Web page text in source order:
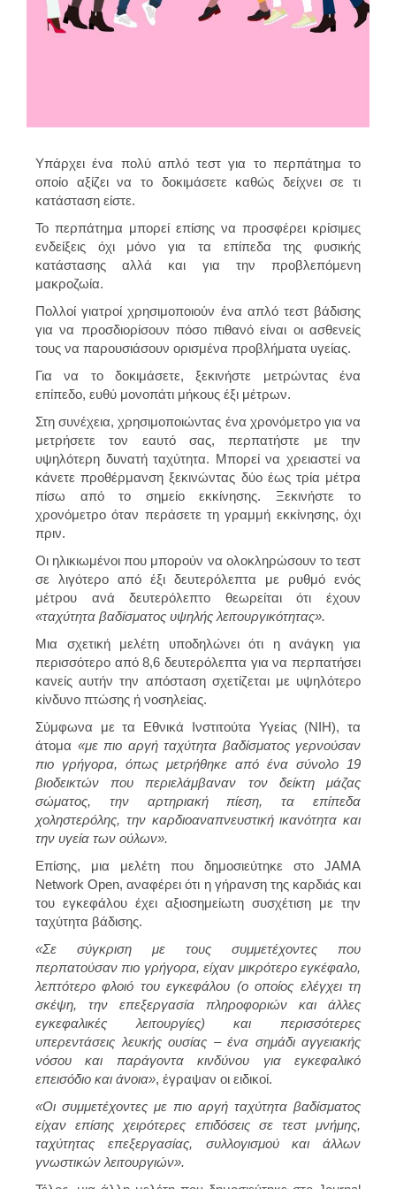
Υπάρχει ένα πολύ απλό τεστ για το περπάτημα το
οποίο αξίζει να το δοκιμάσετε καθώς δείχνει σε τι
κατάσταση είστε.
Το περπάτημα μπορεί επίσης να προσφέρει κρίσιμες
ενδείξεις όχι μόνο για τα επίπεδα της φυσικής
κατάστασης αλλά και για την προβλεπόμενη
μακροζωία.
Πολλοί γιατροί χρησιμοποιούν ένα απλό τεστ βάδισης
για να προσδιορίσουν πόσο πιθανό είναι οι ασθενείς
τους να παρουσιάσουν ορισμένα προβλήματα υγείας.
Για να το δοκιμάσετε, ξεκινήστε μετρώντας ένα
επίπεδο, ευθύ μονοπάτι μήκους έξι μέτρων.
Στη συνέχεια, χρησιμοποιώντας ένα χρονόμετρο για να
μετρήσετε τον εαυτό σας, περπατήστε με την
υψηλότερη δυνατή ταχύτητα. Μπορεί να χρειαστεί να
κάνετε προθέρμανση ξεκινώντας δύο έως τρία μέτρα
πίσω από το σημείο εκκίνησης. Ξεκινήστε το
χρονόμετρο όταν περάσετε τη γραμμή εκκίνησης, όχι
πριν.
Οι ηλικιωμένοι που μπορούν να ολοκληρώσουν το τεστ
σε λιγότερο από έξι δευτερόλεπτα με ρυθμό ενός
μέτρου ανά δευτερόλεπτο θεωρείται ότι έχουν
«ταχύτητα βαδίσματος υψηλής λειτουργικότητας».
Μια σχετική μελέτη υποδηλώνει ότι η ανάγκη για
περισσότερο από 8,6 δευτερόλεπτα για να περπατήσει
κανείς αυτήν την απόσταση σχετίζεται με υψηλότερο
κίνδυνο πτώσης ή νοσηλείας.
Σύμφωνα με τα Εθνικά Ινστιτούτα Υγείας (NIH), τα
άτομα «με πιο αργή ταχύτητα βαδίσματος γερνούσαν
πιο γρήγορα, όπως μετρήθηκε από ένα σύνολο 19
βιοδεικτών που περιελάμβαναν τον δείκτη μάζας
σώματος, την αρτηριακή πίεση, τα επίπεδα
χοληστερόλης, την καρδιοαναπνευστική ικανότητα και
την υγεία των ούλων».
Επίσης, μια μελέτη που δημοσιεύτηκε στο JAMA
Network Open, αναφέρει ότι η γήρανση της καρδιάς και
του εγκεφάλου έχει αξιοσημείωτη συσχέτιση με την
ταχύτητα βάδισης.
«Σε σύγκριση με τους συμμετέχοντες που
περπατούσαν πιο γρήγορα, είχαν μικρότερο εγκέφαλο,
λεπτότερο φλοιό του εγκεφάλου (ο οποίος ελέγχει τη
σκέψη, την επεξεργασία πληροφοριών και άλλες
εγκεφαλικές λειτουργίες) και περισσότερες
υπερεντάσεις λευκής ουσίας – ένα σημάδι αγγειακής
νόσου και παράγοντα κινδύνου για εγκεφαλικό
επεισόδιο και άνοια», έγραψαν οι ειδικοί.
«Οι συμμετέχοντες με πιο αργή ταχύτητα βαδίσματος
είχαν επίσης χειρότερες επιδόσεις σε τεστ μνήμης,
ταχύτητας επεξεργασίας, συλλογισμού και άλλων
γνωστικών λειτουργιών».